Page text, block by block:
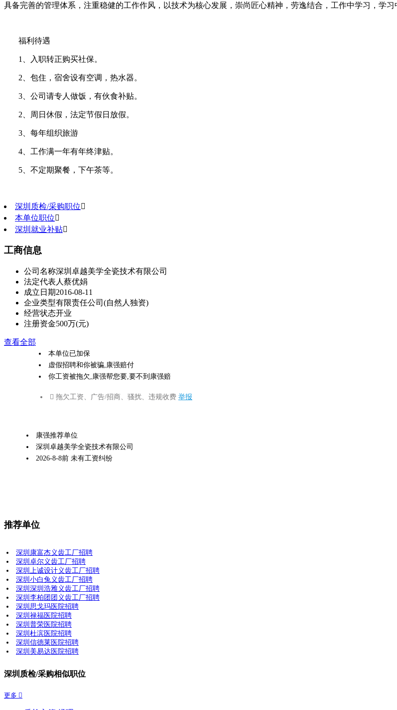
具备完善的管理体系，注重稳健的工作作风，以技术为核心发展，崇尚匠心精神，劳逸结合，工作中学习，学
福利待遇
1、入职转正购买社保。
2、包住，宿舍设有空调，热水器。
3、公司请专人做饭，有伙食补贴。
2、周日休假，法定节假日放假。
3、每年组织旅游
4、工作满一年有年终津贴。
5、不定期聚餐，下午茶等。
深圳质检/采购职位
本单位职位
深圳就业补贴
工商信息
公司名称深圳卓越美学全瓷技术有限公司
法定代表人 蔡优娟
成立日期2016-08-11
企业类型有限责任公司(自然人独资)
经营状态开业
注册资金500万(元)
查看全部
本单位已加保
虚假招聘和你被骗,康强赔付
你工资被拖欠,康强帮您要,要不到康强赔
 拖欠工资、广告/招商、骚扰、违规收费 举报
康强推荐单位
深圳卓越美学全瓷技术有限公司
2026-8-8前 未有工资纠纷
推荐单位
深圳康富杰义齿工厂招聘
深圳卓尔义齿工厂招聘
深圳上诚设计义齿工厂招聘
深圳小白兔义齿工厂招聘
深圳深圳浩雅义齿工厂招聘
深圳李柏团团义齿工厂招聘
深圳思戈玛医院招聘
深圳禄福医院招聘
深圳普荣医院招聘
深圳杜滨医院招聘
深圳信德莱医院招聘
深圳美易达医院招聘
深圳质检/采购相似职位
更多 